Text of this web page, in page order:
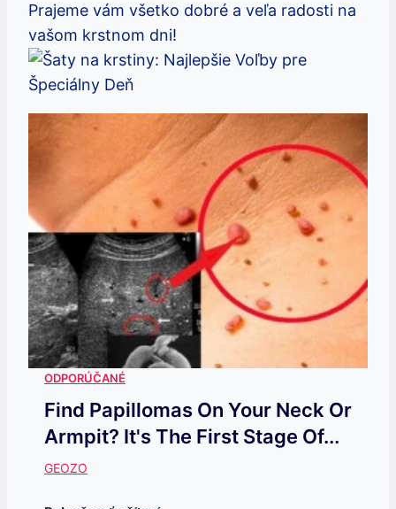
Prajeme vám všetko dobré a veľa radosti na
vašom krstnom dni!
Find Papillomas On Your Neck Or
Armpit? It's The First Stage Of...